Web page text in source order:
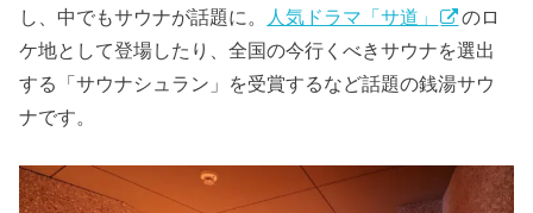
し、中でもサウナが話題に。
人気ドラマ「サ道」
のロ
ケ地として登場したり、全国の今行くべきサウナを選出
する「サウナシュラン」を受賞するなど話題の銭湯サウ
ナです。